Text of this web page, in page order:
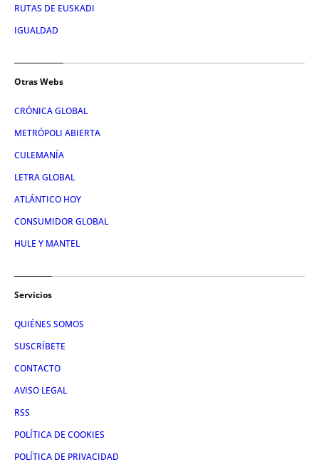
RUTAS DE EUSKADI
IGUALDAD
Otras Webs
CRÓNICA GLOBAL
METRÓPOLI ABIERTA
CULEMANÍA
LETRA GLOBAL
ATLÁNTICO HOY
CONSUMIDOR GLOBAL
HULE Y MANTEL
Servicios
QUIÉNES SOMOS
SUSCRÍBETE
CONTACTO
AVISO LEGAL
RSS
POLÍTICA DE COOKIES
POLÍTICA DE PRIVACIDAD